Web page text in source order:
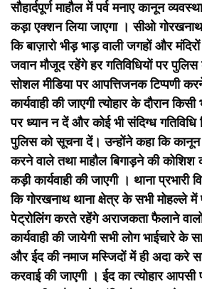
सौहार्दपूर्ण माहौल में पर्व मनाए कानून
कड़ा एक्शन लिया जाएगा । सीओ
कि बाज़ारो भीड़ भाड़ वाली जगहों और
जवान मौजूद रहेंगे हर गतिविधियों पर
सोशल मीडिया पर आपत्तिजनक टिप्पणी
कार्यवाही की जाएगी त्योहार के दौरान
पर ध्यान न दें और कोई भी संदिग्ध
पुलिस को सूचना दें। उन्होंने कहा कि
करने वाले तथा माहौल बिगाड़ने की
कड़ी कार्यवाही की जाएगी । थाना प्रभारी
कि गोरखनाथ थाना क्षेत्र के सभी मोहल्ले
पेट्रोलिंग करते रहेंगे अराजकता फैलाने
कार्यवाही की जायेगी सभी लोग भाईचारे के
और ईद की नमाज मस्जिदों में ही अदा करे
करवाई की जाएगी । ईद का त्योहार आपसी